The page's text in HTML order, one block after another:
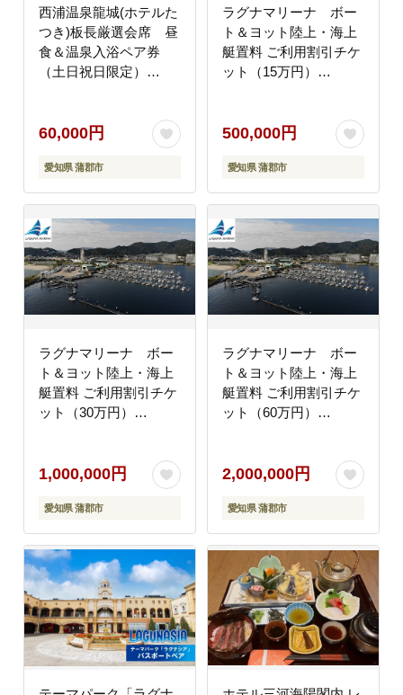
西浦温泉龍城(ホテルた
つき)板長厳選会席 昼
食＆温泉入浴ペア券
（土日祝日限定）
60,000円
愛知県 蒲郡市
ラグナマリーナ ボー
ト＆ヨット陸上・海上
艇置料 ご利用割引チケ
ット（15万円）
500,000円
愛知県 蒲郡市
ラグナマリーナ ボー
ト＆ヨット陸上・海上
艇置料 ご利用割引チケ
ット（30万円）
1,000,000円
愛知県 蒲郡市
ラグナマリーナ ボー
ト＆ヨット陸上・海上
艇置料 ご利用割引チケ
ット（60万円）
2,000,000円
愛知県 蒲郡市